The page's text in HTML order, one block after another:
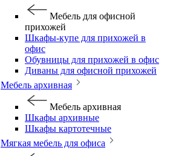
Мебель для офисной
прихожей
Шкафы-купе для прихожей в
офис
Обувницы для прихожей в офис
Диваны для офисной прихожей
Мебель архивная
Мебель архивная
Шкафы архивные
Шкафы картотечные
Мягкая мебель для офиса